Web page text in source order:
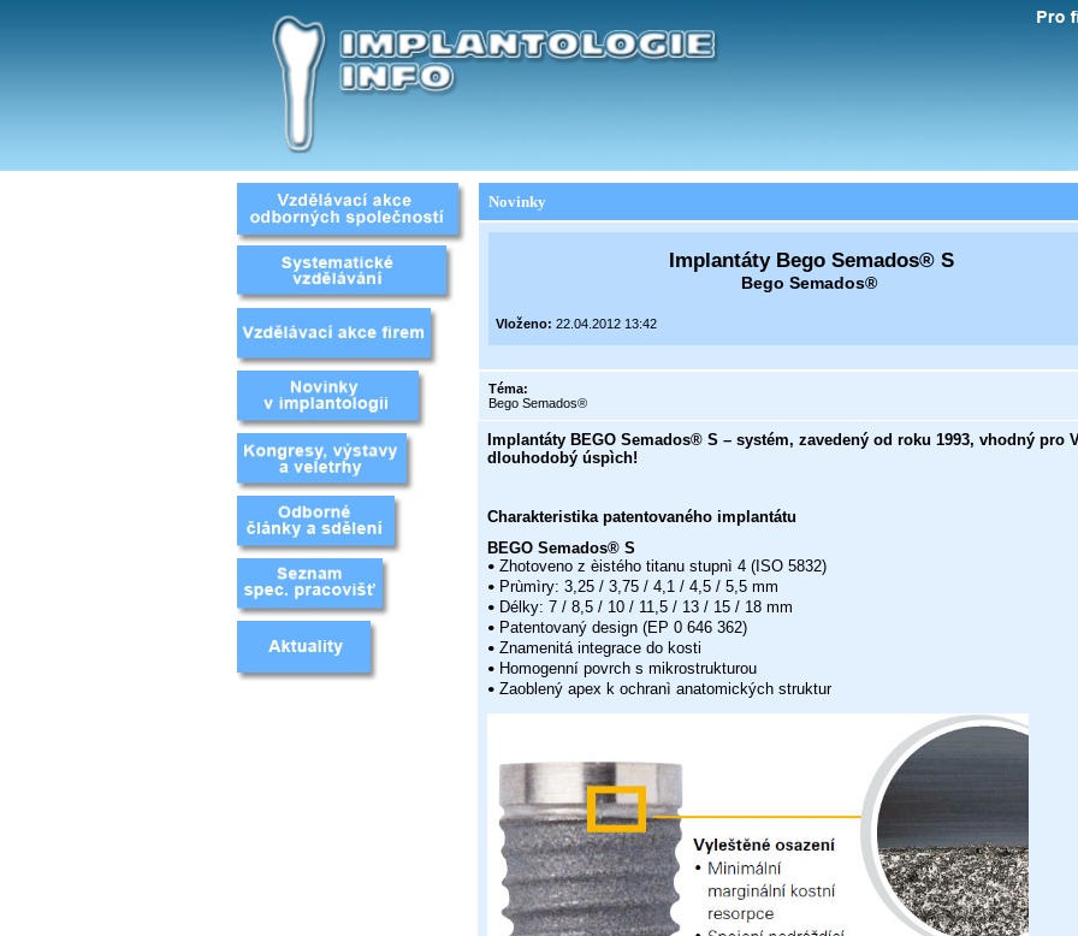
Novinky
Implantáty Bego Semados® S
Bego Semados®
Vloženo: 22.04.2012 13:42
Téma:
Bego Semados®
Implantáty BEGO Semados® S – systém, zavedený od roku 1993, vhodný pro
dlouhodobý úspìch!
Charakteristika patentovaného implantátu
BEGO Semados® S
• Zhotoveno z èistého titanu stupnì 4 (ISO 5832)
• Prùmìry: 3,25 / 3,75 / 4,1 / 4,5 / 5,5 mm
• Délky: 7 / 8,5 / 10 / 11,5 / 13 / 15 / 18 mm
• Patentovaný design (EP 0 646 362)
• Znamenitá integrace do kosti
• Homogenní povrch s mikrostrukturou
• Zaoblený apex k ochranì anatomických struktur